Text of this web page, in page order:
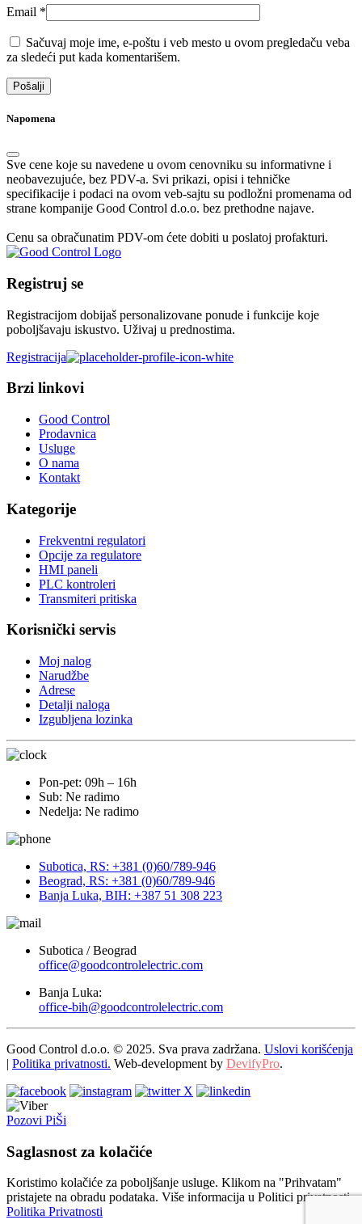
Email *
Sačuvaj moje ime, e-poštu i veb mesto u ovom pregledaču veba
za sledeći put kada komentarišem.
Napomena
Sve cene koje su navedene u ovom cenovniku su informativne i
neobavezujuće, bez PDV-a. Svi prikazi, opisi i tehničke
specifikacije i podaci na ovom veb-sajtu su podložni promenama od
strane kompanije Good Control d.o.o. bez prethodne najave.
Cenu sa obračunatim PDV-om ćete dobiti u poslatoj profakturi.
Registruj se
Registracijom dobijaš personalizovane ponude i funkcije koje
poboljšavaju iskustvo. Uživaj u prednostima.
Registracija
Brzi linkovi
Good Control
Prodavnica
Usluge
O nama
Kontakt
Kategorije
Frekventni regulatori
Opcije za regulatore
HMI paneli
PLC kontroleri
Transmiteri pritiska
Korisnički servis
Moj nalog
Narudžbe
Adrese
Detalji naloga
Izgubljena lozinka
Pon-pet: 09h – 16h
Sub: Ne radimo
Nedelja: Ne radimo
Subotica, RS: +381 (0)60/789-946
Beograd, RS: +381 (0)60/789-946
Banja Luka, BIH: +387 51 308 223
Subotica / Beograd
office@goodcontrolelectric.com
Banja Luka:
office-bih@goodcontrolelectric.com
Good Control d.o.o. © 2025. Sva prava zadržana. Uslovi korišćenja
| Politika privatnosti. Web-development by DevifyPro.
Pozovi PiŠi
Saglasnost za kolačiće
Koristimo kolačiće za poboljšanje usluge. Klikom na "Prihvatam"
pristajete na obradu podataka. Više informacija u Politici privatnosti.
Politika Privatnosti